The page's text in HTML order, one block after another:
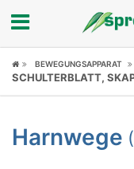
Fokus
Symptome
BEWEGUNGSAPPARAT
SCHULTERBLATT,
Harnwege